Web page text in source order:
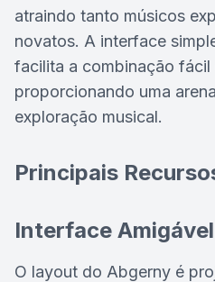
atraindo tanto músicos
novatos. A interface
facilita a combinação fácil
proporcionando uma
exploração musical.
Principais
Interface Amigável
O layout do Abgerny é